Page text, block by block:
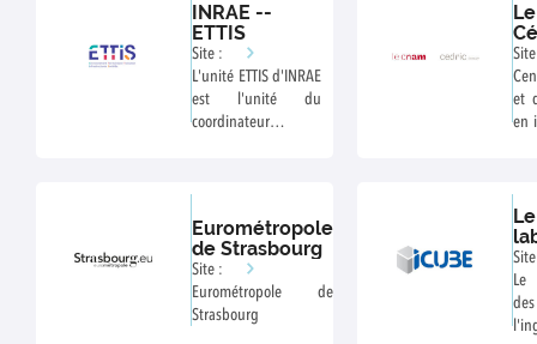
INRAE --
ETTIS
Site :
L'unité ETTIS d'INRAE
est l'unité du
coordinateur
et
en
Eurométropole
de Strasbourg
Site :
Eurométropole de
Strasbourg
Le
Le